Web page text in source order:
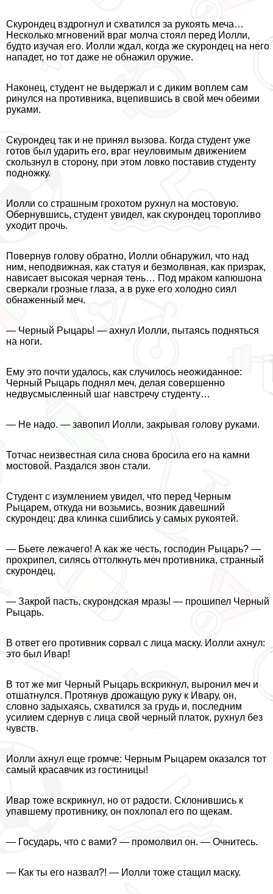
Скурондец вздрогнул и схватился за рукоять меча…
Несколько мгновений враг молча стоял перед Иолли,
будто изучая его. Иолли ждал, когда же скурондец на него
нападет, но тот даже не обнажил оружие.
Наконец, студент не выдержал и с диким воплем сам
ринулся на противника, вцепившись в свой меч обеими
руками.
Скурондец так и не принял вызова. Когда студент уже
готов был ударить его, враг неуловимым движением
скользнул в сторону, при этом ловко поставив студенту
подножку.
Иолли со страшным грохотом рухнул на мостовую.
Обернувшись, студент увидел, как скурондец торопливо
уходит прочь.
Повернув голову обратно, Иолли обнаружил, что над
ним, неподвижная, как статуя и безмолвная, как призpaк,
нависает высокая черная тень… Под мpaком капюшона
сверкали грозные глаза, а в руке его холодно сиял
обнаженный меч.
— Черный Рыцарь! — ахнул Иолли, пытаясь подняться
на ноги.
Ему это почти удалось, как случилось неожиданное:
Черный Рыцарь поднял меч, делая совершенно
недвусмысленный шаг навстречу студенту…
— Не надо. — завопил Иолли, закрывая голову руками.
Тотчас неизвестная сила снова бросила его на камни
мостовой. Раздался звон стали.
Студент с изумлением увидел, что перед Черным
Рыцарем, откуда ни возьмись, возник давешний
скурондец: два клинка сшиблись у самых рукоятей.
— Бьете лежачего! А как же честь, господин Рыцарь? —
прохрипел, силясь оттолкнуть меч противника, странный
скурондец.
— Закрой пасть, скурондская мразь! — прошипел Черный
Рыцарь.
В ответ его противник сорвал с лица маску. Иолли ахнул:
это был Ивар!
В тот же миг Черный Рыцарь вскрикнул, выронил меч и
отшатнулся. Протянув дрожащую руку к Ивару, он,
словно задыхаясь, схватился за гpyдь и, последним
усилием сдернув с лица свой черный платок, рухнул без
чувств.
Иолли ахнул еще громче: Черным Рыцарем оказался тот
самый красавчик из гостиницы!
Ивар тоже вскрикнул, но от радости. Склонившись к
упавшему противнику, он похлопал его по щекам.
— Государь, что с вами? — промолвил он. — Очнитесь.
— Как ты его назвал?! — Иолли тоже стащил маску.